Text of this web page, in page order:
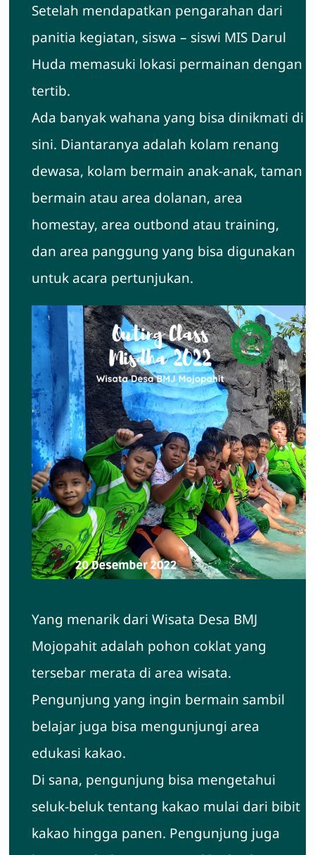
Setelah mendapatkan pengarahan dari
panitia kegiatan, siswa – siswi MIS Darul
Huda memasuki lokasi permainan dengan
tertib.
Ada banyak wahana yang bisa dinikmati di
sini. Diantaranya adalah kolam renang
dewasa, kolam bermain anak-anak, taman
bermain atau area dolanan, area
homestay, area outbond atau training,
dan area panggung yang bisa digunakan
untuk acara pertunjukan.
Yang menarik dari Wisata Desa BMJ
Mojopahit adalah pohon coklat yang
tersebar merata di area wisata.
Pengunjung yang ingin bermain sambil
belajar juga bisa mengunjungi area
edukasi kakao.
Di sana, pengunjung bisa mengetahui
seluk-beluk tentang kakao mulai dari bibit
kakao hingga panen. Pengunjung juga